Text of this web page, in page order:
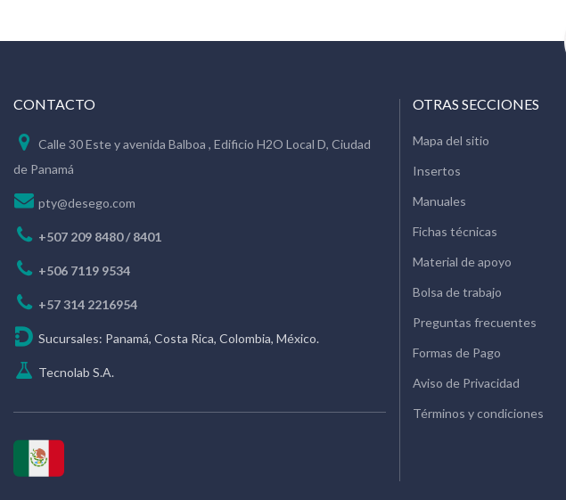
CONTACTO
Calle 30 Este y avenida Balboa , Edificio H2O Local D, Ciudad
de Panamá
pty@desego.com
+507 209 8480 / 8401
+506 7119 9534
+57 314 2216954
Sucursales: Panamá, Costa Rica, Colombia, México.
Tecnolab S.A.
OTRAS SECCIONES
Mapa del sitio
Insertos
Manuales
Fichas técnicas
Material de apoyo
Bolsa de trabajo
Preguntas frecuentes
Formas de Pago
Aviso de Privacidad
Términos y condiciones